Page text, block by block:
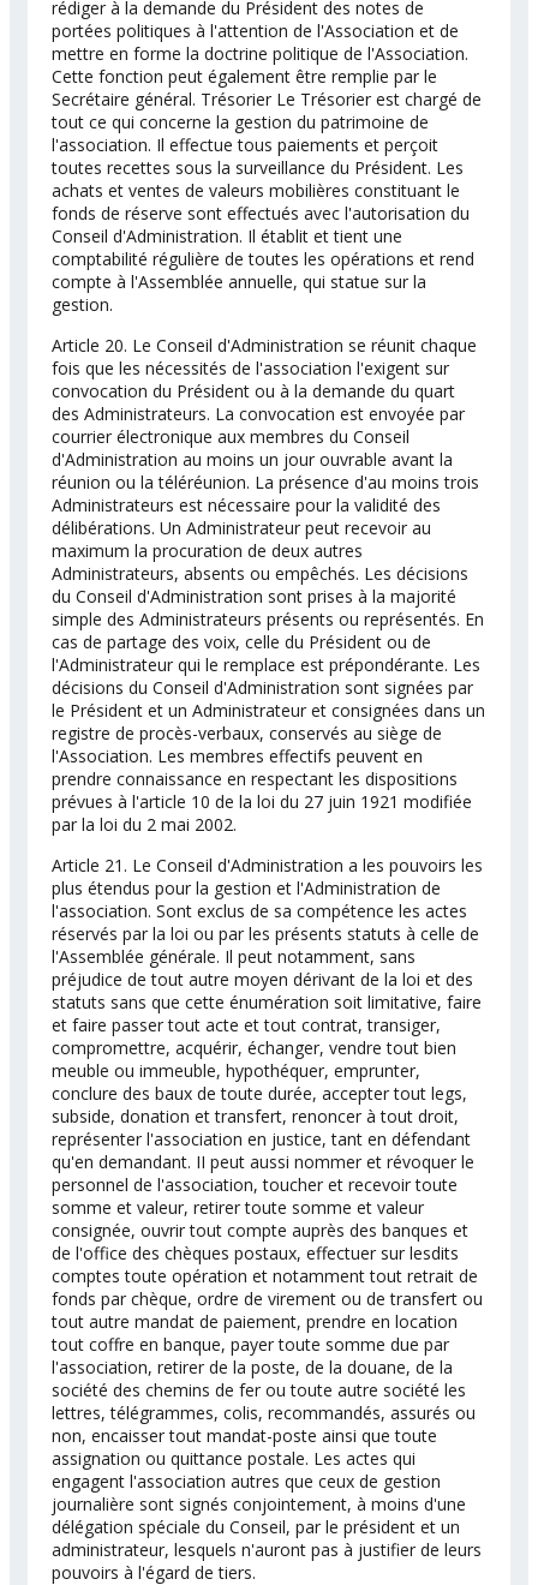
rédiger à la demande du Président des notes de
portées politiques à l'attention de l'Association et de
mettre en forme la doctrine politique de l'Association.
Cette fonction peut également être remplie par le
Secrétaire général. Trésorier Le Trésorier est chargé de
tout ce qui concerne la gestion du patrimoine de
l'association. Il effectue tous paiements et perçoit
toutes recettes sous la surveillance du Président. Les
achats et ventes de valeurs mobilières constituant le
fonds de réserve sont effectués avec l'autorisation du
Conseil d'Administration. Il établit et tient une
comptabilité régulière de toutes les opérations et rend
compte à l'Assemblée annuelle, qui statue sur la
gestion.
Article 20. Le Conseil d'Administration se réunit chaque
fois que les nécessités de l'association l'exigent sur
convocation du Président ou à la demande du quart
des Administrateurs. La convocation est envoyée par
courrier électronique aux membres du Conseil
d'Administration au moins un jour ouvrable avant la
réunion ou la téléréunion. La présence d'au moins trois
Administrateurs est nécessaire pour la validité des
délibérations. Un Administrateur peut recevoir au
maximum la procuration de deux autres
Administrateurs, absents ou empêchés. Les décisions
du Conseil d'Administration sont prises à la majorité
simple des Administrateurs présents ou représentés. En
cas de partage des voix, celle du Président ou de
l'Administrateur qui le remplace est prépondérante. Les
décisions du Conseil d'Administration sont signées par
le Président et un Administrateur et consignées dans un
registre de procès-verbaux, conservés au siège de
l'Association. Les membres effectifs peuvent en
prendre connaissance en respectant les dispositions
prévues à l'article 10 de la loi du 27 juin 1921 modifiée
par la loi du 2 mai 2002.
Article 21. Le Conseil d'Administration a les pouvoirs les
plus étendus pour la gestion et l'Administration de
l'association. Sont exclus de sa compétence les actes
réservés par la loi ou par les présents statuts à celle de
l'Assemblée générale. Il peut notamment, sans
préjudice de tout autre moyen dérivant de la loi et des
statuts sans que cette énumération soit limitative, faire
et faire passer tout acte et tout contrat, transiger,
compromettre, acquérir, échanger, vendre tout bien
meuble ou immeuble, hypothéquer, emprunter,
conclure des baux de toute durée, accepter tout legs,
subside, donation et transfert, renoncer à tout droit,
représenter l'association en justice, tant en défendant
qu'en demandant. II peut aussi nommer et révoquer le
personnel de l'association, toucher et recevoir toute
somme et valeur, retirer toute somme et valeur
consignée, ouvrir tout compte auprès des banques et
de l'office des chèques postaux, effectuer sur lesdits
comptes toute opération et notamment tout retrait de
fonds par chèque, ordre de virement ou de transfert ou
tout autre mandat de paiement, prendre en location
tout coffre en banque, payer toute somme due par
l'association, retirer de la poste, de la douane, de la
société des chemins de fer ou toute autre société les
lettres, télégrammes, colis, recommandés, assurés ou
non, encaisser tout mandat-poste ainsi que toute
assignation ou quittance postale. Les actes qui
engagent l'association autres que ceux de gestion
journalière sont signés conjointement, à moins d'une
délégation spéciale du Conseil, par le président et un
administrateur, lesquels n'auront pas à justifier de leurs
pouvoirs à l'égard de tiers.